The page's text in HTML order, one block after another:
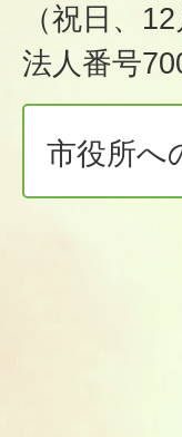
（祝日、
法人番号
市役所へ